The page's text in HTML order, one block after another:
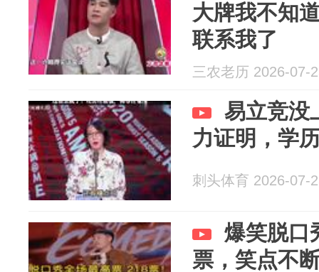
大牌我不知
联系我了
三农老历 2026-07-
易立竞没
力证明，学
刺头体育 2026-07-
爆笑脱口
票，笑点不